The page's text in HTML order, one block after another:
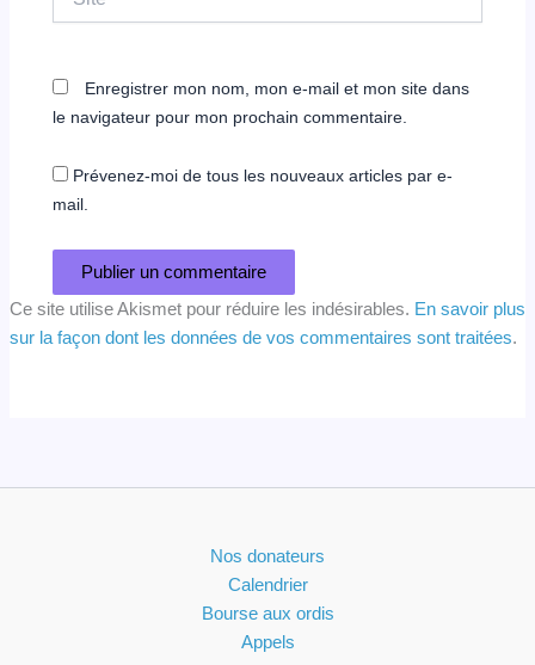
Enregistrer mon nom, mon e-mail et mon site dans
le navigateur pour mon prochain commentaire.
Prévenez-moi de tous les nouveaux articles par e-
mail.
Ce site utilise Akismet pour réduire les indésirables. En savoir plus
sur la façon dont les données de vos commentaires sont traitées.
Nos donateurs
Calendrier
Bourse aux ordis
Appels